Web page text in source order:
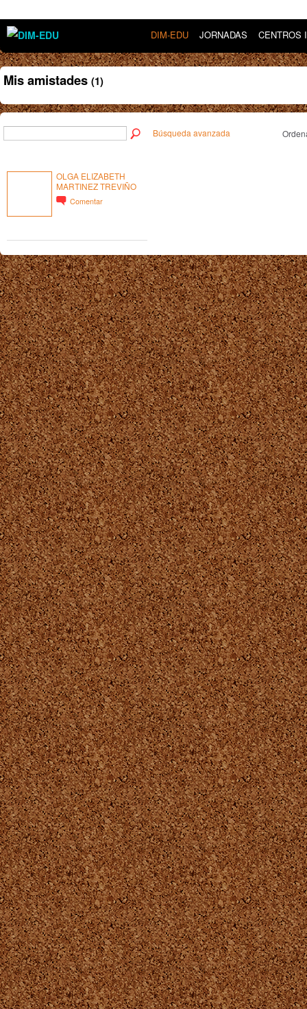
DIM-EDU JORNADAS CENTROS
Mis amistades (1)
Búsqueda avanzada
OLGA ELIZABETH
MARTINEZ TREVIÑO
Comentar